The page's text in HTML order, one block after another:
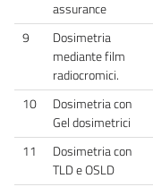
assurance
9
Dosimetria
mediante film
radiocromici.
10
Dosimetria con
Gel dosimetrici
11
Dosimetria con
TLD e OSLD